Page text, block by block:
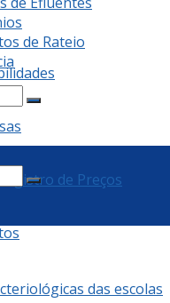
Registro de Preços
de Rateio
das escolas